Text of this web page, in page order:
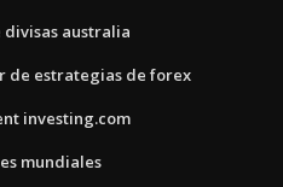
australia
de estrategias de forex
investing.com
mundiales